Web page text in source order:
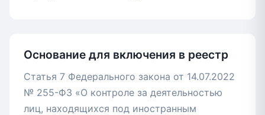
Основание для включения в реестр
Статья 7 Федерального закона от 14.07.2022
№ 255-ФЗ «О контроле за деятельностью
лиц, находящихся под иностранным